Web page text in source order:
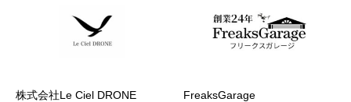
株式会社Le Ciel DRONE FreaksGarage